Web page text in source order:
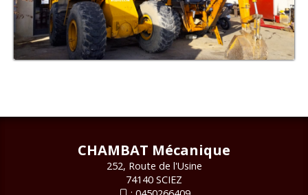
CHAMBAT Mécanique
252, Route de l'Usine
74140 SCIEZ